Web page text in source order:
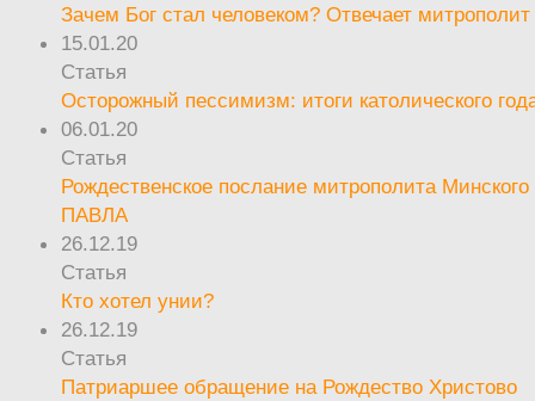
Зачем Бог стал человеком? Отвечает
15.01.20
Статья
Осторожный пессимизм: итоги католического
06.01.20
Статья
Рождественское послание митрополита Минского
ПАВЛА
26.12.19
Статья
Кто хотел унии?
26.12.19
Статья
Патриаршее обращение на Рождество Христово